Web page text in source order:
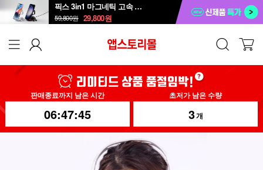
픽스 3in1 마그네틱 고속 무선 충전 거치대 XWC-502
59,800원 29,800원
판매종료까지 남은 시간
06:47:43
초저가 남은 수량
3개